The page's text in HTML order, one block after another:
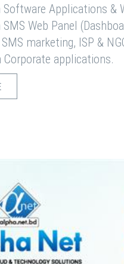
Applications &
Web Panel
marketing, ISP &
applications.